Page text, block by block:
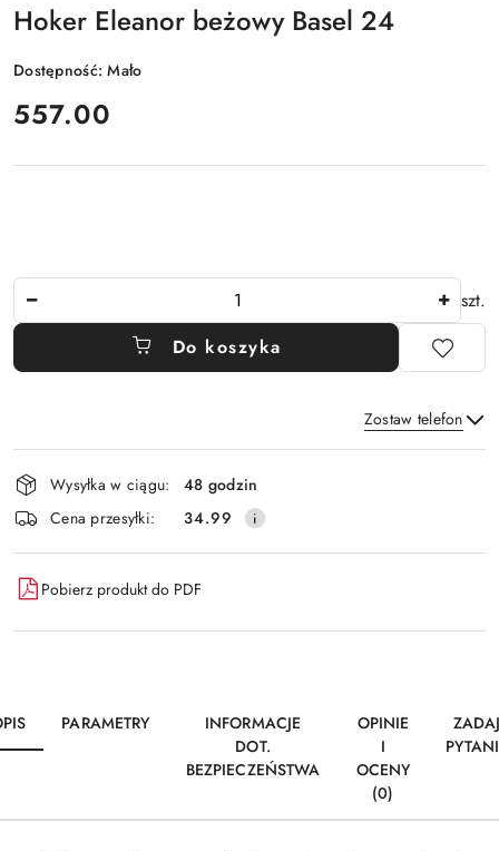
Hoker Eleanor beżowy Basel 24
Dostępność:Mało
cena:
557.00
szt.
Do koszyka
Zostaw telefon
Wyślij
Dostępność
i
dostawa
Wysyłka w ciągu:
48 godzin
Cena przesyłki:
34.99
Pobierz produkt do PDF
PARAMETRY
INFORMACJE
DOT.
BEZPIECZEŃSTWA
OPINIE
I
OCENY
(0)